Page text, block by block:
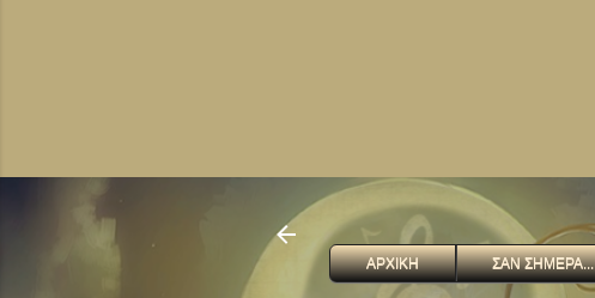
ΑΡΧΙΚΗ ΣΑΝ ΣΗΜΕΡΑ...